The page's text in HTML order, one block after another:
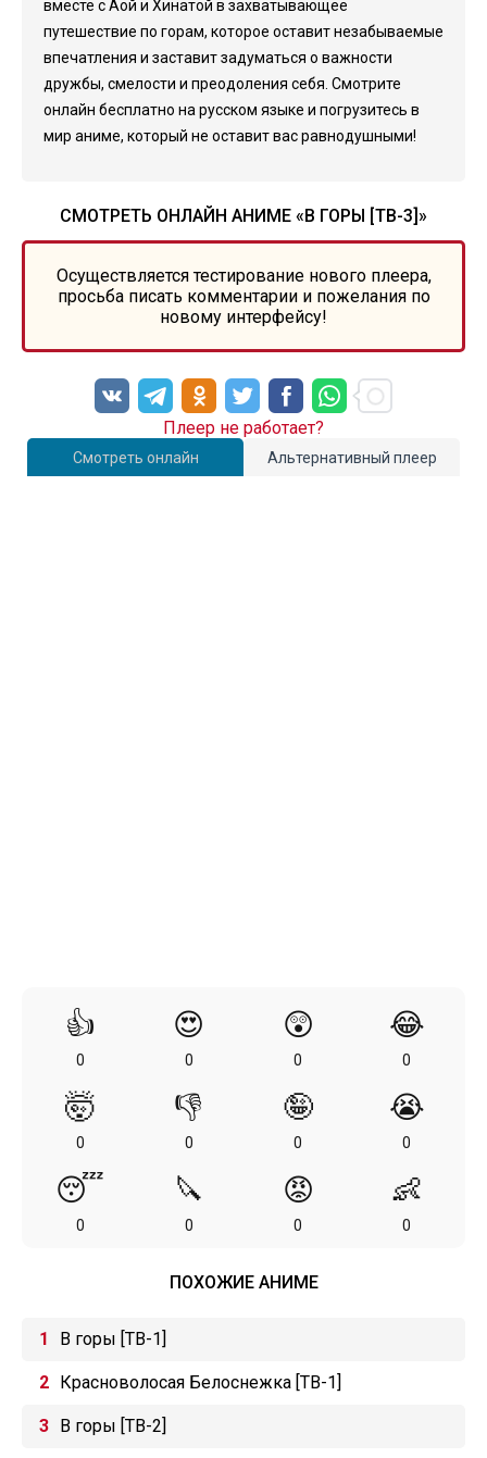
вместе с Аой и Хинатой в захватывающее
путешествие по горам, которое оставит незабываемые
впечатления и заставит задуматься о важности
дружбы, смелости и преодоления себя. Смотрите
онлайн бесплатно на русском языке и погрузитесь в
мир аниме, который не оставит вас равнодушными!
СМОТРЕТЬ ОНЛАЙН АНИМЕ «В ГОРЫ [ТВ-3]»
Осуществляется тестирование нового плеера,
просьба писать комментарии и пожелания по
новому интерфейсу!
Смотреть онлайн Альтернативный плеер
Плеер не работает?
👍
0
😍
0
😲
0
😂
0
🤯
0
👎
0
🤪
0
😭
0
😴
0
🔪
0
😡
0
👶
0
ПОХОЖИЕ АНИМЕ
В горы [ТВ-1]
Красноволосая Белоснежка [ТВ-1]
В горы [ТВ-2]